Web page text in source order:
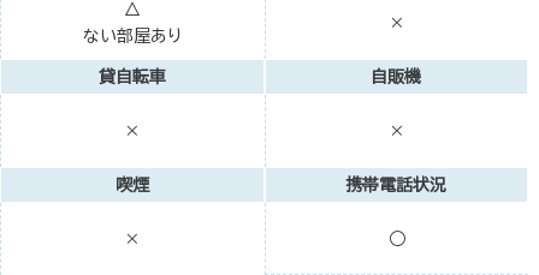
△
ない部屋あり
×
貸自転車
×
自販機
×
喫煙
×
携帯電話状況
○